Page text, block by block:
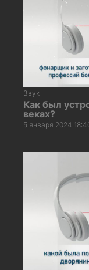
Звук
Как был
веках?
5 января 2024